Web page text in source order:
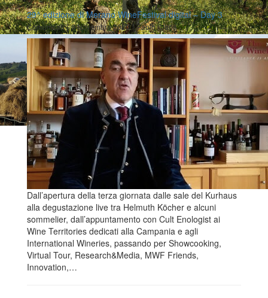
29^ edizione di Merano WineFestival digital – Day 3
Comunicati|9 Novembre 2020|Fabio Ciarla
Dall’apertura della terza giornata dalle sale del Kurhaus
alla degustazione live tra Helmuth Köcher e alcuni
sommelier, dall’appuntamento con Cult Enologist ai
Wine Territories dedicati alla Campania e agli
International Wineries, passando per Showcooking,
Virtual Tour, Research&Media, MWF Friends,
Innovation,…